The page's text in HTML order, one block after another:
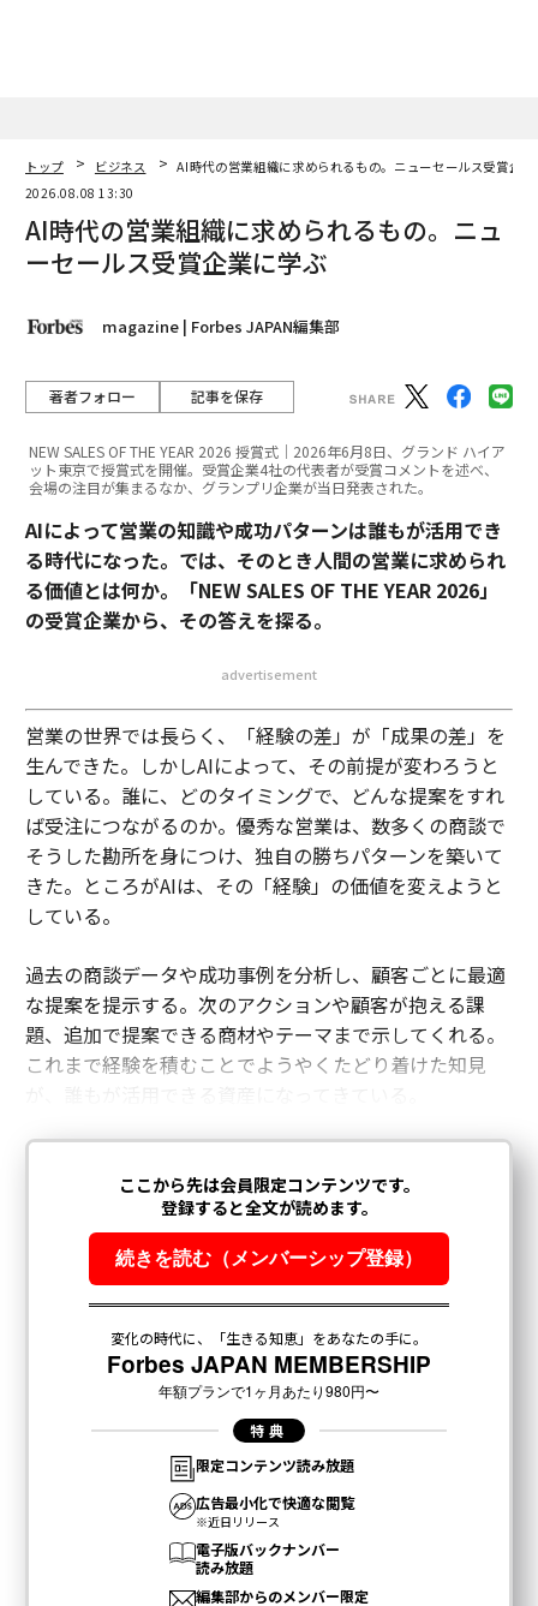
トップ ビジネス
AI時代の営業組織に求められるもの。ニューセールス受賞企業
2026.08.08 13:30
AI時代の営業組織に求められるもの。ニュ
ーセールス受賞企業に学ぶ
magazine | Forbes JAPAN編集部
著者フォロー 記事を保存
NEW SALES OF THE YEAR 2026 授賞式｜2026年6月8日、グランド ハイア
ット東京で授賞式を開催。受賞企業4社の代表者が受賞コメントを述べ、
会場の注目が集まるなか、グランプリ企業が当日発表された。
AIによって営業の知識や成功パターンは誰もが活用でき
る時代になった。では、そのとき人間の営業に求められ
る価値とは何か。「NEW SALES OF THE YEAR 2026」
の受賞企業から、その答えを探る。
advertisement
営業の世界では長らく、「経験の差」が「成果の差」を
生んできた。しかしAIによって、その前提が変わろうと
している。誰に、どのタイミングで、どんな提案をすれ
ば受注につながるのか。優秀な営業は、数多くの商談で
そうした勘所を身につけ、独自の勝ちパターンを築いて
きた。ところがAIは、その「経験」の価値を変えようと
している。
過去の商談データや成功事例を分析し、顧客ごとに最適
な提案を提示する。次のアクションや顧客が抱える課
題、追加で提案できる商材やテーマまで示してくれる。
これまで経験を積むことでようやくたどり着けた知見